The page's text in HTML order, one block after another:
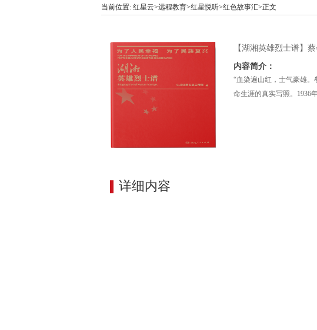
当前位置: 红星云>远程教育>红星悦听>红色故事汇>正文
【湖湘英雄烈士谱】
内容简介：
“血染遍山红，士气豪雄
命生涯的真实写照。1936
详细内容